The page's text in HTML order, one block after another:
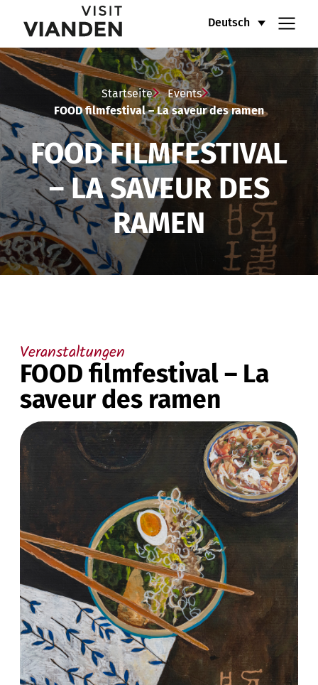
Deutsch
FOOD
filmfestival
–
La
saveur
des
ramen
Hauptnavigationsmenü
Startseite
Events
FOOD filmfestival – La saveur des ramen
FOOD FILMFESTIVAL
– LA SAVEUR DES
RAMEN
Veranstaltungen
FOOD filmfestival – La
saveur des ramen